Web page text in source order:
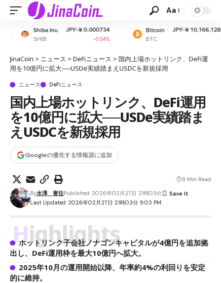
Aa
JPY-¥ 0.000734
-0.54%
Bitcoin
BTC
JPY-¥ 10,166,128.93
JinaCoin > ニュース > DeFiニュース > 国内上場ホットリンク、DeFi運
用を10億円に拡大──USDe実績踏まえUSDCを新規採用
ニュース DeFiニュース
国内上場ホットリンク、DeFi運用
を10億円に拡大──USDe実績踏ま
えUSDCを新規採用
Googleの優先する情報源に追加
Last Updated: 2026年02月27日 21時03分 9:03 PM
By水澤 誉往Published: 2026年02月27日 21時03分
9 Min Read
Highlights
ホットリンク子会社ノナゴンキャピタルが4億円を追加拠
出し、DeFi運用枠を最大10億円へ拡大。
2025年10月の運用開始以降、年率約4%の利回りを安定
的に維持。